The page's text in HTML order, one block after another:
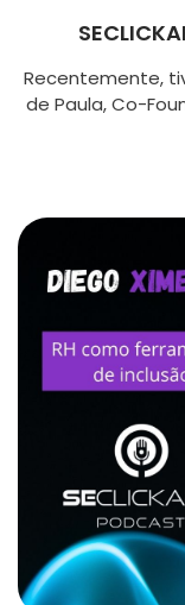
Recentemente,
de Paula, Co-